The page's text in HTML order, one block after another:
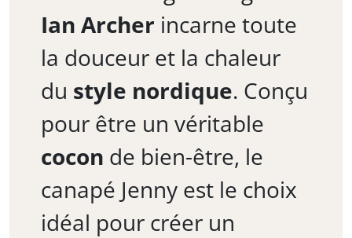
Ian Archer incarne toute
la douceur et la chaleur
du style nordique. Conçu
pour être un véritable
cocon de bien-être, le
canapé Jenny est le choix
idéal pour créer un